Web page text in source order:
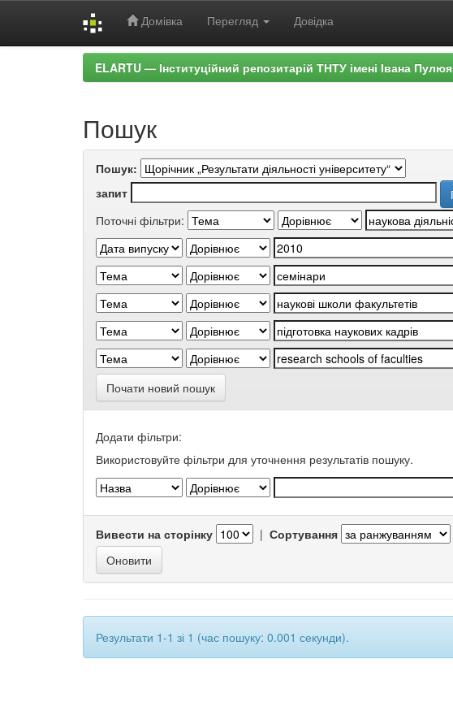
Домівка Перегляд Довідка
ELARTU — Інституційний репозитарій ТНТУ імені Івана Пулюя
Пошук
Пошук:
запит
Поточні фільтри:
Почати новий пошук
Додати фільтри:
Використовуйте фільтри для уточнення результатів пошуку.
Вивести на сторінку | Сортування
Результати 1-1 зі 1 (час пошуку: 0.001 секунди).